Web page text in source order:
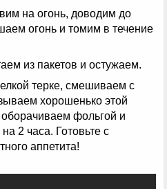
на огонь, доводим до
огонь и томим в течение
из пакетов и остужаем.
терке, смешиваем с
хорошенько этой
фольгой и
2 часа. Готовьте с
аппетита!